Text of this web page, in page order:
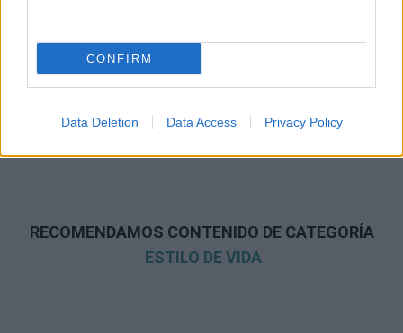
CONFIRM
Data Deletion Data Access Privacy Policy
RECOMENDAMOS CONTENIDO DE CATEGORÍA
ESTILO DE VIDA